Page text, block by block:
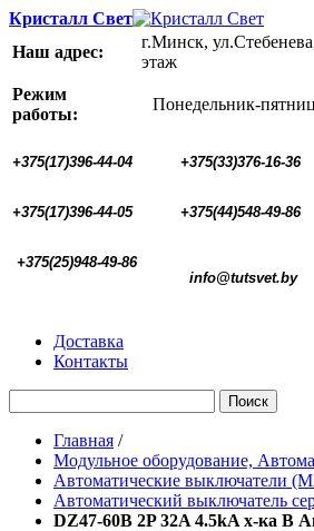
Кристалл Свет
Наш адрес:
г.Минск,
этаж
Режим
работы:
Понедельник-
+375(17)396-44-04 +375(33)376-16-36
+375(17)396-44-05 +375(44)548-49-86
+375(25)948-49-86
  info@tutsvet.by
Доставка
Контакты
Поиск
Главная /
Модульное оборудование,
Автоматические выключатели
Автоматический выключатель
DZ47-60B 2P 32A 4.5kA х-ка B